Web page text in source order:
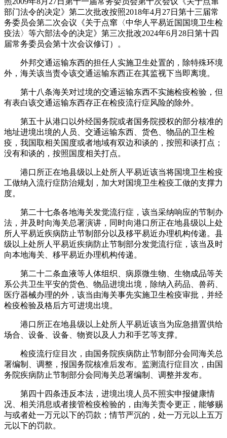
部门法令的决定》第二次批改按照2018年4月27日第十三届常
务委员会第二次会议《关于点窜〈中华人平易近国国境卫生检
疫法〉等六部法令的决定》第三次批改2024年6月28日第十四
届常务委员会第十次会议修订）。
外邦交通运输东西的担任人实施卫生处置的，除特殊环境
外，海关该当责令该交通运输东西正在其监视下当即离境。
第十八条海关对过境的交通运输东西不实施检疫检验，但
有表白该交通运输东西存正在检疫流行症风险的除外。
第五十从港口以外经国务院或者国务院授权的部分核准的
地址进境出境的人员、交通运输东西、货色、物品的卫生检
疫，我国取相关国度或者地域有双边和谈的，按照和谈打点；
没有和谈的，按照国度相关打点。
港口所正在地县级以上处所人平易近该当将国境卫生检疫
工做纳入流行症防治规划，加大对国境卫生检疫工做的支撑力
度。
第二十七条各地海关发觉流行症，该当采纳响应的节制办
法，并及时向海关总署演讲，同时向港口所正在地县级以上处
所人平易近疾病防止节制部分以及移平易近办理机构传递。县
级以上处所人平易近疾病防止节制部分发觉流行症，该当及时
向本地海关、移平易近办理机构传递。
第二十二条血液等人体组织、病原微生物、生物成品等关
系公共卫生平安的货色、物品进境出境，除纳入药品、兽药、
医疗器械办理的外，该当由海关事先实施卫生检疫审批，并经
检疫检验及格后方可进境出境。
港口所正在地县级以上处所人平易近该当为应急措置供给
场合、设备、设备、物资以及人力和手艺等支撑。
检疫流行症目次，由国务院疾病防止节制部分会同海关总
署编制、调整，报国务院核准后发布。监测流行症目次，由国
务院疾病防止节制部分会同海关总署编制、调整并发布。
第四十四条违反本法，进境出境人员不照实申报健康情
况、相关消息或者接管检疫检验的，由海关责令更正，能够赐
与或者处一万元以下的罚款；情节严沉的，处一万元以上五万
元以下的罚款。